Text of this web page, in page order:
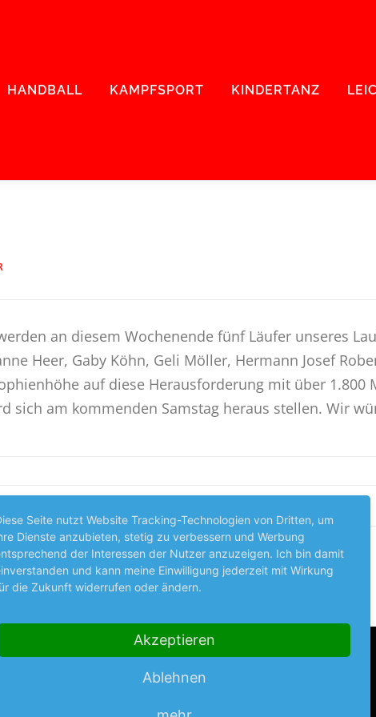
HANDBALL KAMPFSPORT KINDERTANZ
an diesem Wochenende fünf Läufer unseres
Heer, Gaby Köhn, Geli Möller, Hermann Josef
auf diese Herausforderung mit über 1.800
sich am kommenden Samstag heraus stellen. Wir
Seite nutzt Website Tracking-Technologien von Dritten, um
Dienste anzubieten, stetig zu verbessern und Werbung
der Interessen der Nutzer anzuzeigen. Ich bin damit
und kann meine Einwilligung jederzeit mit Wirkung
die Zukunft widerrufen oder ändern.
Akzeptieren
Ablehnen